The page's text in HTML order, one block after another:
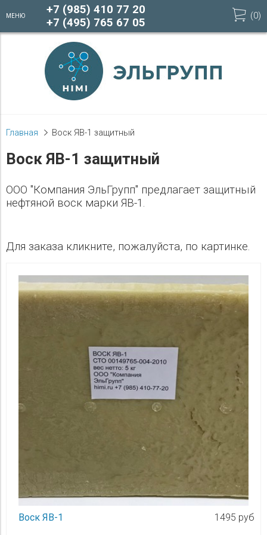
МЕНЮ
+7 (985) 410 77 20
+7 (495) 765 67 05
(0)
Главная Воск ЯВ-1 защитный
Воск ЯВ-1 защитный
ООО "Компания ЭльГрупп" предлагает защитный
нефтяной воск марки ЯВ-1.
Для заказа кликните, пожалуйста, по картинке.
Воск ЯВ-1 1495 руб